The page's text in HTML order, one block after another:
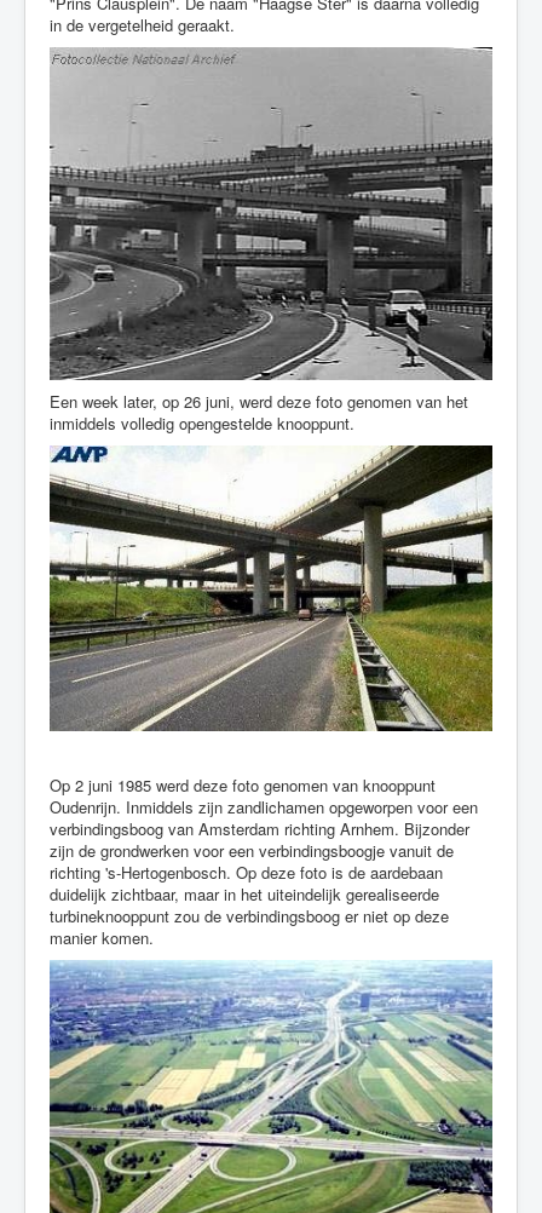
in de vergetelheid geraakt.
Een week later, op 26 juni, werd deze foto genomen van het
inmiddels volledig opengestelde knooppunt.
Op 2 juni 1985 werd deze foto genomen van knooppunt
Oudenrijn. Inmiddels zijn zandlichamen opgeworpen voor een
verbindingsboog van Amsterdam richting Arnhem. Bijzonder
zijn de grondwerken voor een verbindingsboogje vanuit de
richting 's-Hertogenbosch. Op deze foto is de aardebaan
duidelijk zichtbaar, maar in het uiteindelijk gerealiseerde
turbineknooppunt zou de verbindingsboog er niet op deze
manier komen.